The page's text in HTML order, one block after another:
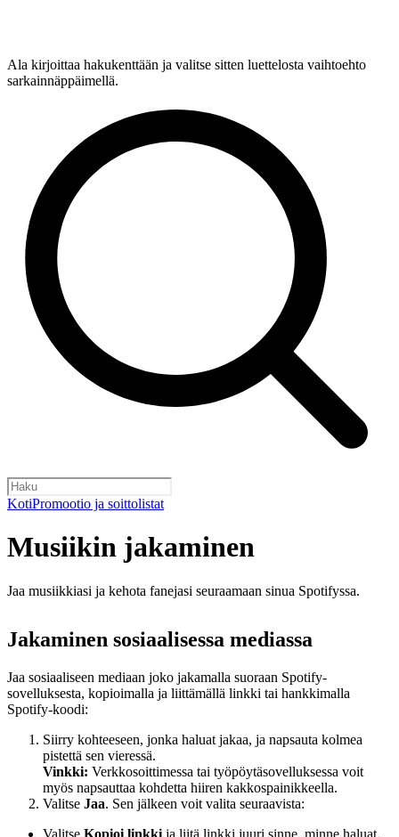
Ala kirjoittaa hakukenttään ja valitse sitten luettelosta vaihtoehto
sarkainnäppäimellä.
KotiPromootio ja soittolistat
Musiikin jakaminen
Jaa musiikkiasi ja kehota fanejasi seuraamaan sinua Spotifyssa.
Jakaminen sosiaalisessa mediassa
Jaa sosiaaliseen mediaan joko jakamalla suoraan Spotify-
sovelluksesta, kopioimalla ja liittämällä linkki tai hankkimalla
Spotify-koodi:
Siirry kohteeseen, jonka haluat jakaa, ja napsauta kolmea
pistettä sen vieressä.
Vinkki: Verkkosoittimessa tai työpöytäsovelluksessa voit
myös napsauttaa kohdetta hiiren kakkospainikkeella.
Valitse Jaa. Sen jälkeen voit valita seuraavista:
Valitse Kopioi linkki ja liitä linkki juuri sinne, minne haluat.